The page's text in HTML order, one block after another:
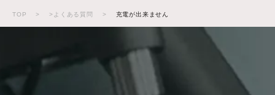
TOP > >よくある質問 > 充電が出来ません